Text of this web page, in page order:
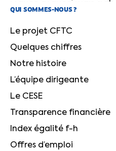
QUI SOMMES-NOUS ?
Le projet CFTC
Quelques chiffres
Notre histoire
L’équipe dirigeante
Le CESE
Transparence financière
Index égalité f-h
Offres d’emploi